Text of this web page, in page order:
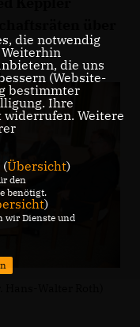
über
die notwendig
die uns
(Website-
bestimmter
Ihre
Weitere
(Übersicht)
den
benötigt.
)
wir Dienste und